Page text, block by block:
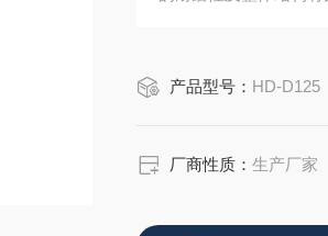
产品型号： HD-D125
厂商性质：生产厂家